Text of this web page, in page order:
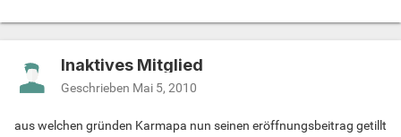
Inaktives Mitglied
Geschrieben Mai 5, 2010
aus welchen gründen Karmapa nun seinen eröffnungsbeitrag getillt